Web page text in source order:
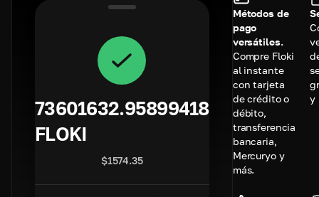
73601632.95899418
FLOKI
$1574.35
Métodos de
pago
versátiles.
Compre Floki
al instante
con tarjeta
de crédito o
débito,
transferencia
bancaria,
Mercuryo y
más.
y